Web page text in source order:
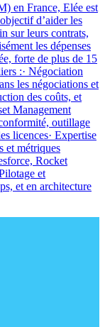
en France, Elée est
d’aider les
sur leurs contrats,
les dépenses
forte de plus de 15
:· Négociation
les négociations et
des coûts, et
Management
outillage
licences· Expertise
et métriques
Rocket
et
et en architecture